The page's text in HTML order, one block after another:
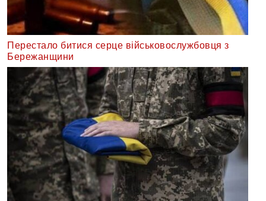
Перестало битися серце військовослужбовця з
Бережанщини